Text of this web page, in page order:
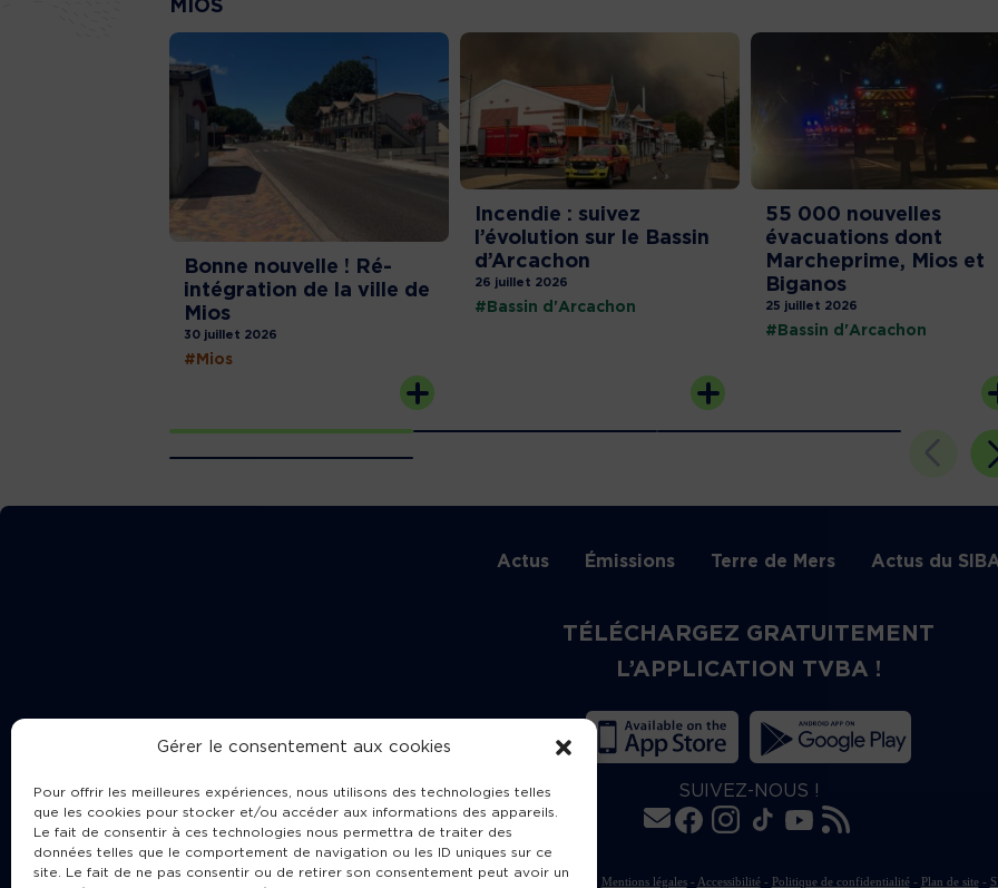
Gérer le consentement aux cookies
Pour offrir les meilleures expériences, nous utilisons des technologies telles
que les cookies pour stocker et/ou accéder aux informations des appareils.
Le fait de consentir à ces technologies nous permettra de traiter des
données telles que le comportement de navigation ou les ID uniques sur ce
site. Le fait de ne pas consentir ou de retirer son consentement peut avoir un
MIOS
Bonne nouvelle ! Ré-
intégration de la ville de
Mios
30 juillet 2026
#Mios
Incendie : suivez
l’évolution sur le Bassin
d’Arcachon
26 juillet 2026
#Bassin d'Arcachon
55 000 nouvelles
évacuations dont
Marcheprime, Mios et
Biganos
25 juillet 2026
#Bassin d'Arcachon
Actus Émissions Terre de Mers Actus du
TÉLÉCHARGEZ GRATUITEMENT
L’APPLICATION TVBA !
SUIVEZ-NOUS !
Charte de publication Mentions légales- Accessibilité- Politique de confidentialité- Plan de site-